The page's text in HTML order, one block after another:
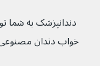
خواب دندان مصنوعی